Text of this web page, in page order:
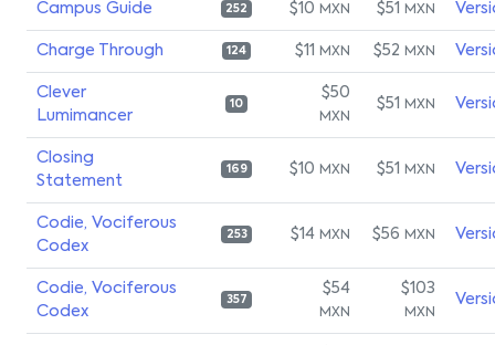
Campus Guide 252 $10 MXN $51 MXN
Charge Through 124 $11 MXN $52 MXN
Clever
Lumimancer
10
$50
MXN
$51 MXN
Closing
Statement
169 $10 MXN $51 MXN
Codie, Vociferous
Codex
253 $14 MXN $56 MXN
Codie, Vociferous
Codex
357
$54
MXN
$103
MXN